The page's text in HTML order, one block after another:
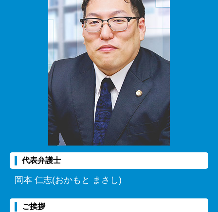
代表弁護士
岡本 仁志(おかもと まさし)
ご挨拶